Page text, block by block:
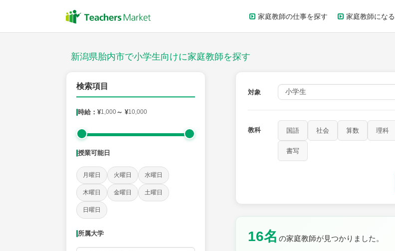
家庭教師の仕事を探す 家庭教師になる
新潟県胎内市で小学生向けに家庭教師を探す
検索項目
時給：¥1,000～ ¥10,000
授業可能日
月曜日 火曜日 水曜日
木曜日 金曜日 土曜日
日曜日
所属大学
対象
教科 国語 社会 算数 理科
書写
16名 の家庭教師が見つかりました。
授業スタイル
社会 算数 理科
時給：¥1,000 ～ ¥10,000